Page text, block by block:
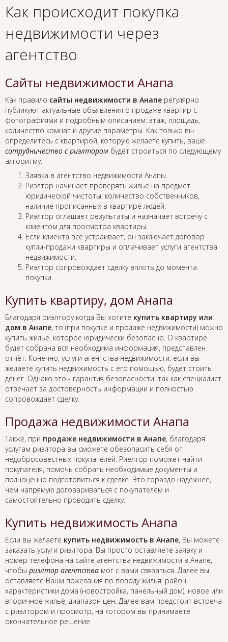
Как происходит покупка
недвижимости через
агентство
Сайты недвижимости Анапа
Как правило сайты недвижимости в Анапе регулярно
публикуют актуальные объявления о продаже квартир с
фотографиями и подробным описанием: этаж, площадь,
количество комнат и другие параметры. Как только вы
определитесь с квартирой, которую желаете купить, ваше
сотрудничество с риэлтором будет строиться по следующему
алгоритму:
Заявка в агентство недвижимости Анапы.
Риэлтор начинает проверять жильё на предмет
юридической чистоты: количество собственников,
наличие прописанных в квартире людей.
Риэлтор оглашает результаты и назначает встречу с
клиентом для просмотра квартиры.
Если клиента всё устраивает, он заключает договор
купли-продажи квартиры и оплачивает услуги агентства
недвижимости.
Риэлтор сопровождает сделку вплоть до момента
покупки.
Купить квартиру, дом Анапа
Благодаря риэлтору когда Вы хотите купить квартиру или
дом в Анапе, то (при покупке и продаже недвижимости) можно
купить жильё, которое юридически безопасно. О квартире
будет собрана вся необходима информация, представлен
отчёт. Конечно, услуги агентства недвижимости, если вы
желаете купить недвижимость с его помощью, будет стоить
денег. Однако это - гарантия безопасности, так как специалист
отвечает за достоверность информации и полностью
сопровождает сделку.
Продажа недвижимости Анапа
Также, при продаже недвижимости в Анапе, благодаря
услугам риэлтора вы сможете обезопасить себя от
недобросовестных покупателей. Риелтор поможет найти
покупателя, помочь собрать необходимые документы и
полноценно подготовиться к сделке. Это гораздо надёжнее,
чем напрямую договариваться с покупателем и
самостоятельно проводить сделку.
Купить недвижимость Анапа
Если вы желаете купить недвижимость в Анапе, Вы можете
заказать услуги риэлтора. Вы просто оставляете заявку и
номер телефона на сайте агентства недвижимости в Анапе,
чтобы риэлтор агентства мог с вами связаться. Далее вы
оставляете Ваши пожелания по поводу жилья: район,
характеристики дома (новостройка, панельный дом), новое или
вторичное жильё, диапазон цен. Далее вам предстоит встреча
с риэлтором и просмотр, на котором вы принимаете
окончательное решение.